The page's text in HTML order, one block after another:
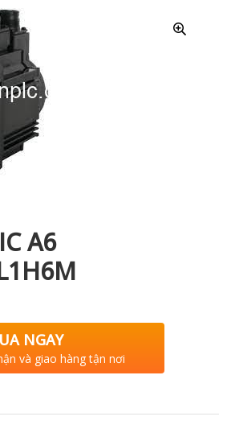
A6
NGAY
và giao hàng tận nơi